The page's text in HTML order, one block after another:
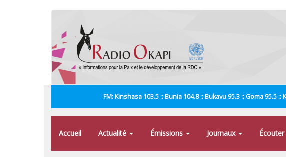
FM: Kinshasa 103.5 :: Bunia 104.8 :: Bukavu 95.3 :: Goma 95.5
Accueil Actualité Émissions Journaux